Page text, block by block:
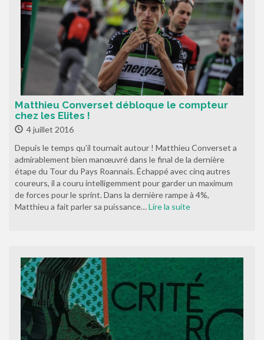
Matthieu Converset débloque le compteur
chez les Elites !
4 juillet 2016
Depuis le temps qu’il tournait autour ! Matthieu Converset a
admirablement bien manœuvré dans le final de la dernière
étape du Tour du Pays Roannais. Échappé avec cinq autres
coureurs, il a couru intelligemment pour garder un maximum
de forces pour le sprint. Dans la dernière rampe à 4%,
Matthieu a fait parler sa puissance…Lire la suite